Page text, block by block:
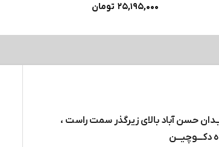
نمره۳
۲۵,۱۹۵,۰۰۰ تومان
حسن آباد بالای زیرگذر سمت راست ،